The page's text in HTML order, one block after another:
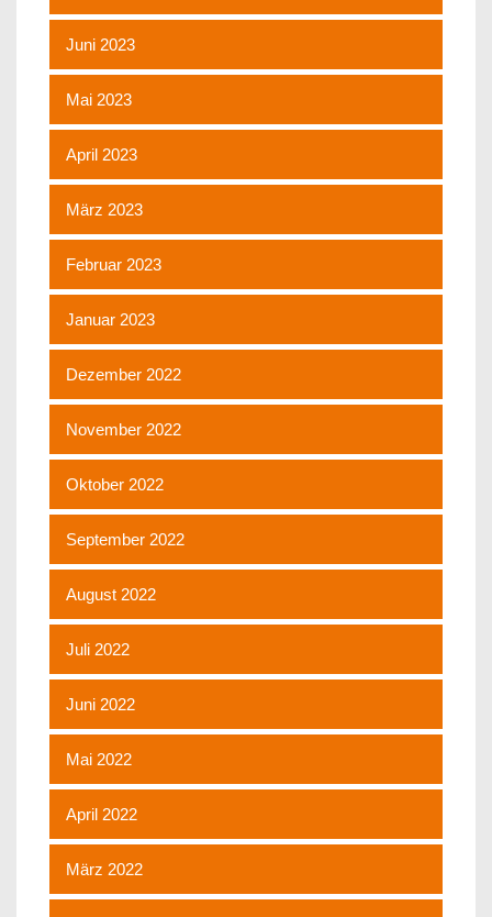
Juni 2023
Mai 2023
April 2023
März 2023
Februar 2023
Januar 2023
Dezember 2022
November 2022
Oktober 2022
September 2022
August 2022
Juli 2022
Juni 2022
Mai 2022
April 2022
März 2022